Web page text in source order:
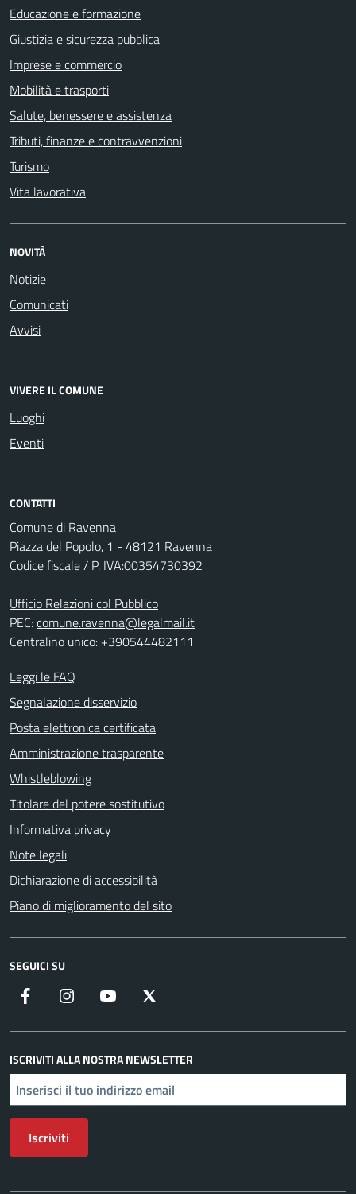
Educazione e formazione
Giustizia e sicurezza pubblica
Imprese e commercio
Mobilità e trasporti
Salute, benessere e assistenza
Tributi, finanze e contravvenzioni
Turismo
Vita lavorativa
NOVITÀ
Notizie
Comunicati
Avvisi
VIVERE IL COMUNE
Luoghi
Eventi
CONTATTI
Comune di Ravenna
Piazza del Popolo, 1 - 48121 Ravenna
Codice fiscale / P. IVA:00354730392
Ufficio Relazioni col Pubblico
PEC:comune.ravenna@legalmail.it
Centralino unico: +390544482111
Leggi le FAQ
Segnalazione disservizio
Posta elettronica certificata
Amministrazione trasparente
Whistleblowing
Titolare del potere sostitutivo
Informativa privacy
Note legali
Dichiarazione di accessibilità
Piano di miglioramento del sito
SEGUICI SU
Facebook Instagram YouTube
ISCRIVITI ALLA NOSTRA NEWSLETTER